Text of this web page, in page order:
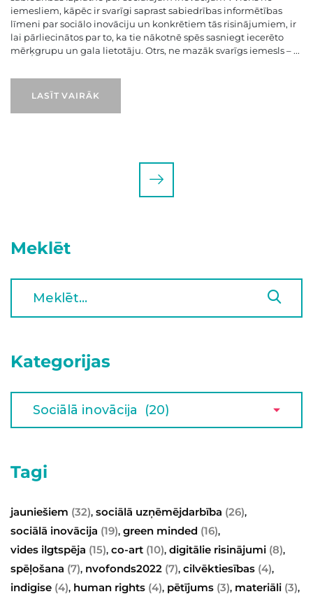
iemesliem, kāpēc ir svarīgi saprast sabiedrības informētības
līmeni par sociālo inovāciju un konkrētiem tās risinājumiem, ir
lai pārliecinātos par to, ka tie nākotnē spēs sasniegt iecerēto
mērķgrupu un gala lietotāju. Otrs, ne mazāk svarīgs iemesls – ...
LASĪT VAIRĀK
Meklēt
Kategorijas
Tagi
jauniešiem (32), sociālā uzņēmējdarbība (26),
sociālā inovācija (19), green minded (16),
vides ilgtspēja (15), co-art (10), digitālie risinājumi (8),
spēļošana (7), nvofonds2022 (7), cilvēktiesības (4),
indigise (4), human rights (4), pētījums (3), materiāli (3),